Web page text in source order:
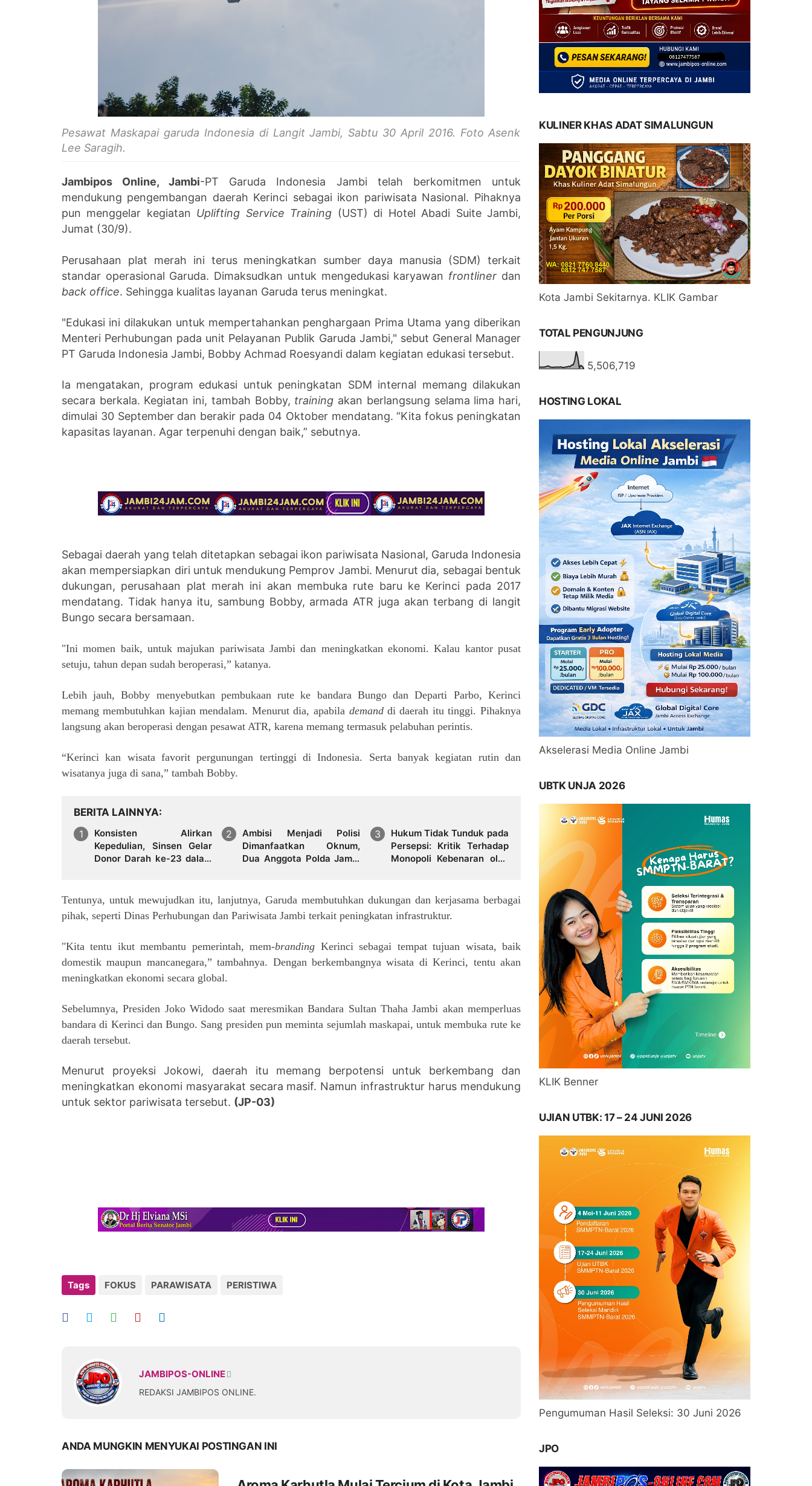
Pesawat Maskapai garuda Indonesia di Langit Jambi, Sabtu 30 April 2016. Foto Asenk
Lee Saragih.
Jambipos Online, Jambi-PT Garuda Indonesia Jambi telah berkomitmen untuk
mendukung pengembangan daerah Kerinci sebagai ikon pariwisata Nasional. Pihaknya
pun menggelar kegiatan Uplifting Service Training (UST) di Hotel Abadi Suite Jambi,
Jumat (30/9).
Perusahaan plat merah ini terus meningkatkan sumber daya manusia (SDM) terkait
standar operasional Garuda. Dimaksudkan untuk mengedukasi karyawan frontliner dan
back office. Sehingga kualitas layanan Garuda terus meningkat.
"Edukasi ini dilakukan untuk mempertahankan penghargaan Prima Utama yang diberikan
Menteri Perhubungan pada unit Pelayanan Publik Garuda Jambi," sebut General Manager
PT Garuda Indonesia Jambi, Bobby Achmad Roesyandi dalam kegiatan edukasi tersebut.
Ia mengatakan, program edukasi untuk peningkatan SDM internal memang dilakukan
secara berkala. Kegiatan ini, tambah Bobby, training akan berlangsung selama lima hari,
dimulai 30 September dan berakir pada 04 Oktober mendatang. “Kita fokus peningkatan
kapasitas layanan. Agar terpenuhi dengan baik,” sebutnya.
Sebagai daerah yang telah ditetapkan sebagai ikon pariwisata Nasional, Garuda Indonesia
akan mempersiapkan diri untuk mendukung Pemprov Jambi. Menurut dia, sebagai bentuk
dukungan, perusahaan plat merah ini akan membuka rute baru ke Kerinci pada 2017
mendatang. Tidak hanya itu, sambung Bobby, armada ATR juga akan terbang di langit
Bungo secara bersamaan.
"Ini momen baik, untuk majukan pariwisata Jambi dan meningkatkan ekonomi. Kalau kantor pusat
setuju, tahun depan sudah beroperasi,” katanya.
Lebih jauh, Bobby menyebutkan pembukaan rute ke bandara Bungo dan Departi Parbo, Kerinci
memang membutuhkan kajian mendalam. Menurut dia, apabila demanddi daerah itu tinggi. Pihaknya
langsung akan beroperasi dengan pesawat ATR, karena memang termasuk pelabuhan perintis.
“Kerinci kan wisata favorit pergunungan tertinggi di Indonesia. Serta banyak kegiatan rutin dan
wisatanya juga di sana,” tambah Bobby.
BERITA LAINNYA
Konsisten Alirkan
Kepedulian, Sinsen Gelar
Donor Darah ke-23 dalam
Ambisi Menjadi Polisi
Dimanfaatkan Oknum,
Dua Anggota Polda Jambi
Hukum Tidak Tunduk pada
Persepsi: Kritik Terhadap
Monopoli Kebenaran oleh
Tentunya, untuk mewujudkan itu, lanjutnya, Garuda membutuhkan dukungan dan kerjasama berbagai
pihak, seperti Dinas Perhubungan dan Pariwisata Jambi terkait peningkatan infrastruktur.
"Kita tentu ikut membantu pemerintah, mem-branding Kerinci sebagai tempat tujuan wisata, baik
domestik maupun mancanegara,” tambahnya. Dengan berkembangnya wisata di Kerinci, tentu akan
meningkatkan ekonomi secara global.
Sebelumnya, Presiden Joko Widodo saat meresmikan Bandara Sultan Thaha Jambi akan memperluas
bandara di Kerinci dan Bungo. Sang presiden pun meminta sejumlah maskapai, untuk membuka rute ke
daerah tersebut.
Menurut proyeksi Jokowi, daerah itu memang berpotensi untuk berkembang dan
meningkatkan ekonomi masyarakat secara masif. Namun infrastruktur harus mendukung
untuk sektor pariwisata tersebut. (JP-03)
Tags FOKUS PARAWISATA PERISTIWA
JAMBIPOS-ONLINE
REDAKSI JAMBIPOS ONLINE.
ANDA MUNGKIN MENYUKAI POSTINGAN INI
KULINER KHAS ADAT SIMALUNGUN
Kota Jambi Sekitarnya. KLIK Gambar
TOTAL PENGUNJUNG
5,506,719
HOSTING LOKAL
Akselerasi Media Online Jambi
UBTK UNJA 2026
KLIK Benner
UJIAN UTBK: 17 – 24 JUNI 2026
Pengumuman Hasil Seleksi: 30 Juni 2026
JPO